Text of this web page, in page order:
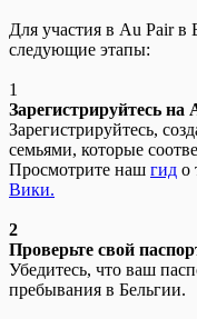
Для участия в Au Pair в
следующие этапы:
1
Зарегистрируйтесь
Зарегистрируйтесь,
семьями, которые
Просмотрите наш гид о
Вики.
2
Проверьте свой
Убедитесь, что ваш
пребывания в Бельгии.